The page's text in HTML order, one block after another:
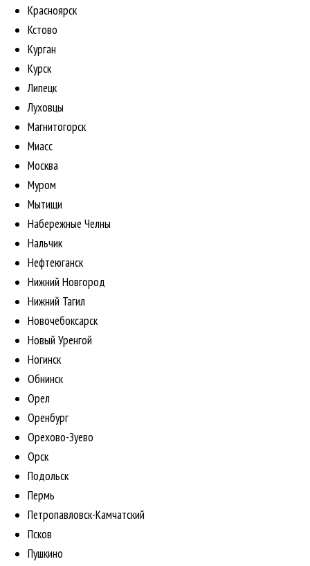
Красноярск
Кстово
Курган
Курск
Липецк
Луховцы
Магнитогорск
Миасс
Москва
Муром
Мытищи
Набережные Челны
Нальчик
Нефтеюганск
Нижний Новгород
Нижний Тагил
Новочебоксарск
Новый Уренгой
Ногинск
Обнинск
Орел
Оренбург
Орехово-Зуево
Орск
Подольск
Пермь
Петропавловск-Камчатский
Псков
Пушкино